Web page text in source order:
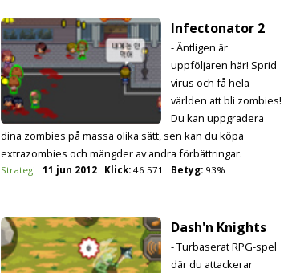
Infectonator 2
- Äntligen är
uppföljaren här! Sprid
virus och få hela
världen att bli zombies!
Du kan uppgradera
dina zombies på massa olika sätt, sen kan du köpa
extrazombies och mängder av andra förbättringar.
Strategi 11 jun 2012 Klick: 46 571 Betyg: 93%
Dash'n Knights
- Turbaserat RPG-spel
där du attackerar